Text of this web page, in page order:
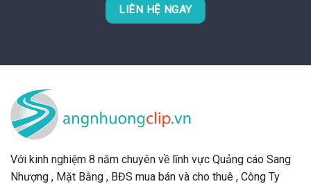
LIÊN HỆ NGAY
Với kinh nghiệm 8 năm chuyên về lĩnh vực Quảng cáo Sang
Nhượng , Mặt Bằng , BĐS mua bán và cho thuê , Công Ty